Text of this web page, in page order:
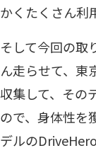
かくたくさん利
そして今回の取
ん走らせて、東
収集して、その
ので、身体性を
デルの